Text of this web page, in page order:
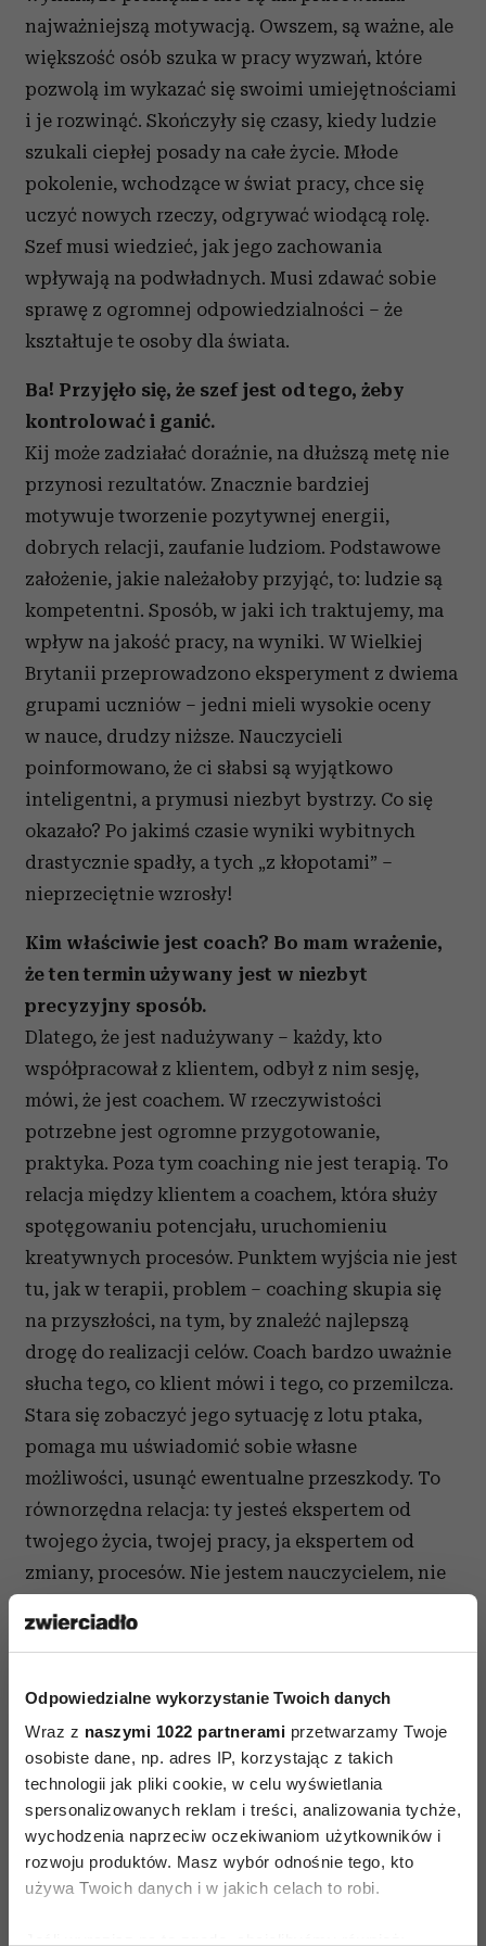
Odpowiedzialne wykorzystanie Twoich danych
Wraz z naszymi 1022 partnerami przetwarzamy Twoje
osobiste dane, np. adres IP, korzystając z takich
technologii jak pliki cookie, w celu wyświetlania
spersonalizowanych reklam i treści, analizowania tychże,
wychodzenia naprzeciw oczekiwaniom użytkowników i
rozwoju produktów. Masz wybór odnośnie tego, kto
używa Twoich danych i w jakich celach to robi.
najważniejszą motywacją. Owszem, są ważne, ale
większość osób szuka w pracy wyzwań, które
pozwolą im wykazać się swoimi umiejętnościami
i je rozwinąć. Skończyły się czasy, kiedy ludzie
szukali ciepłej posady na całe życie. Młode
pokolenie, wchodzące w świat pracy, chce się
uczyć nowych rzeczy, odgrywać wiodącą rolę.
Szef musi wiedzieć, jak jego zachowania
wpływają na podwładnych. Musi zdawać sobie
sprawę z ogromnej odpowiedzialności – że
kształtuje te osoby dla świata.
Ba! Przyjęło się, że szef jest od tego, żeby
kontrolować i ganić.
Kij może zadziałać doraźnie, na dłuższą metę nie
przynosi rezultatów. Znacznie bardziej
motywuje tworzenie pozytywnej energii,
dobrych relacji, zaufanie ludziom. Podstawowe
założenie, jakie należałoby przyjąć, to: ludzie są
kompetentni. Sposób, w jaki ich traktujemy, ma
wpływ na jakość pracy, na wyniki. W Wielkiej
Brytanii przeprowadzono eksperyment z dwiema
grupami uczniów – jedni mieli wysokie oceny
w nauce, drudzy niższe. Nauczycieli
poinformowano, że ci słabsi są wyjątkowo
inteligentni, a prymusi niezbyt bystrzy. Co się
okazało? Po jakimś czasie wyniki wybitnych
drastycznie spadły, a tych „z kłopotami” –
nieprzeciętnie wzrosły!
Kim właściwie jest coach? Bo mam wrażenie,
że ten termin używany jest w niezbyt
precyzyjny sposób.
Dlatego, że jest nadużywany – każdy, kto
współpracował z klientem, odbył z nim sesję,
mówi, że jest coachem. W rzeczywistości
potrzebne jest ogromne przygotowanie,
praktyka. Poza tym coaching nie jest terapią. To
relacja między klientem a coachem, która służy
spotęgowaniu potencjału, uruchomieniu
kreatywnych procesów. Punktem wyjścia nie jest
tu, jak w terapii, problem – coaching skupia się
na przyszłości, na tym, by znaleźć najlepszą
drogę do realizacji celów. Coach bardzo uważnie
słucha tego, co klient mówi i tego, co przemilcza.
Stara się zobaczyć jego sytuację z lotu ptaka,
pomaga mu uświadomić sobie własne
możliwości, usunąć ewentualne przeszkody. To
równorzędna relacja: ty jesteś ekspertem od
twojego życia, twojej pracy, ja ekspertem od
zmiany, procesów. Nie jestem nauczycielem, nie
wyzwania. To ty dokonujesz odkryć, dochodzisz
Tak, coach zawsze prowokuje klienta – do tego,
by osiągnął szczyt swoich możliwości. Kiedy ktoś
mówi np.: „Chciałbym uzyskać to i to w ciągu
roku”, pytam: „A dlaczego nie za pół?”. Tak
postąpił ze mną mój pierwszy coach, kiedy